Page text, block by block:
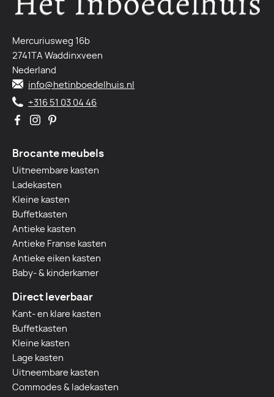
Mercuriusweg 16b
2741TA Waddinxveen
Nederland
info@hetinboedelhuis.nl
+316 51 03 04 46
Brocante meubels
Uitneembare kasten
Ladekasten
Kleine kasten
Buffetkasten
Antieke kasten
Antieke Franse kasten
Antieke eiken kasten
Baby- & kinderkamer
Direct leverbaar
Kant- en klare kasten
Buffetkasten
Kleine kasten
Lage kasten
Uitneembare kasten
Commodes & ladekasten